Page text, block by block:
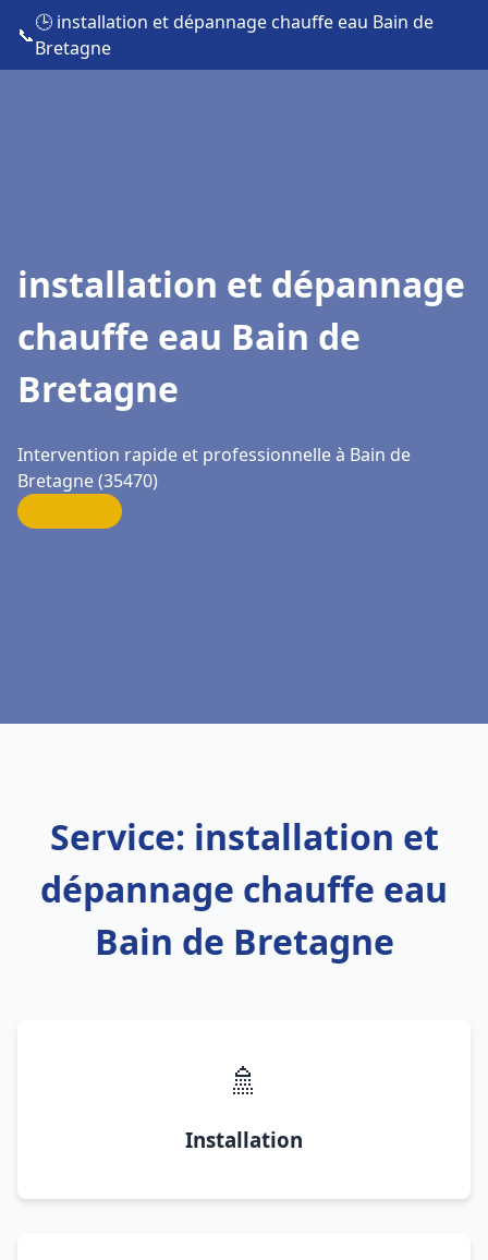
📞
🕒 installation et dépannage chauffe eau Bain de
Bretagne
installation et dépannage
chauffe eau Bain de
Bretagne
Intervention rapide et professionnelle à Bain de
Bretagne (35470)
Service: installation et
dépannage chauffe eau
Bain de Bretagne
🚿
Installation